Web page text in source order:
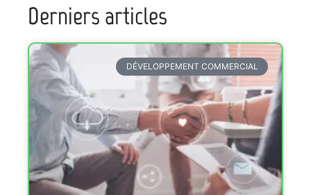
Derniers articles
DÉVELOPPEMENT COMMERCIAL